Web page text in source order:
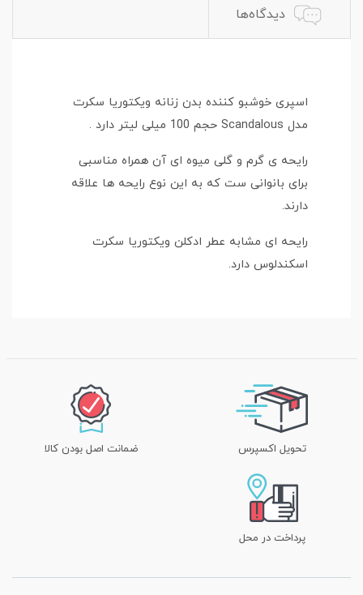
دیدگاه‌ها
اسپری خوشبو کننده بدن زنانه ویکتوریا سکرت
مدل Scandalous حجم 100 میلی لیتر دارد .
رایحه ی گرم و گلی میوه ای آن همراه مناسبی
برای بانوانی ست که به این نوع رایحه ها علاقه
دارند.
رایحه ای مشابه عطر ادکلن ویکتوریا سکرت
اسکندلوس دارد.
تحویل اکسپرس ضمانت اصل بودن کالا
پرداخت در محل